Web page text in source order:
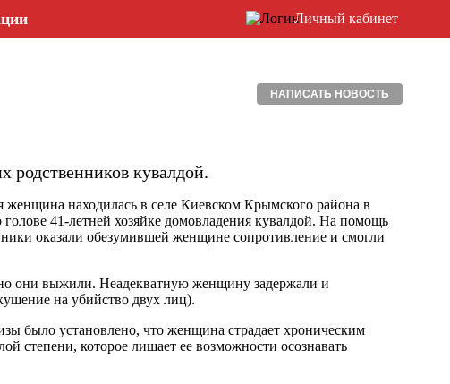
Личный кабинет
НАПИСАТЬ НОВОСТЬ
родственников кувалдой.
женщина находилась в селе Киевском Крымского района в
41-летней хозяйке домовладения кувалдой. На помощь
оказали обезумившей женщине сопротивление и смогли
они выжили. Неадекватную женщину задержали и
на убийство двух лиц).
было установлено, что женщина страдает хроническим
степени, которое лишает ее возможности осознавать